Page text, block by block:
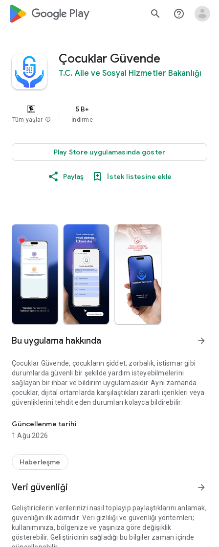
google_logo Play search help_outline
Çocuklar Güvende
T.C. Aile ve Sosyal Hizmetler Bakanlığı
Tüm yaşlar info
5 B+
İndirme
Play Store uygulamasında göster
Paylaş İstek listesine ekle
Bu uygulama hakkında arrow_forward
Çocuklar Güvende, çocukların şiddet, zorbalık, istismar gibi
durumlarda güvenli bir şekilde yardım isteyebilmelerini
sağlayan bir ihbar ve bildirim uygulamasıdır. Aynı zamanda
çocuklar, dijital ortamlarda karşılaştıkları zararlı içerikleri veya
güvenliklerini tehdit eden durumları kolayca bildirebilir.
Güncellenme tarihi
1 Ağu 2026
Haberleşme
Veri güvenliği arrow_forward
Geliştiricilerin verilerinizi nasıl toplayıp paylaştıklarını anlamak,
güvenliğin ilk adımıdır. Veri gizliliği ve güvenliği yöntemleri;
kullanımınıza, bölgenize ve yaşınıza göre değişiklik
gösterebilir. Geliştiricinin sağladığı bu bilgiler zaman içinde